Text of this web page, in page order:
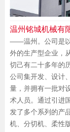
温州铭城机械有
——温州。公司是以
外的生产型企业，
切己有二十多年的
公司集开发、设计
量，并拥有一批对
术人员。通过引进
发了多个系列的产
机、分切机、柔性